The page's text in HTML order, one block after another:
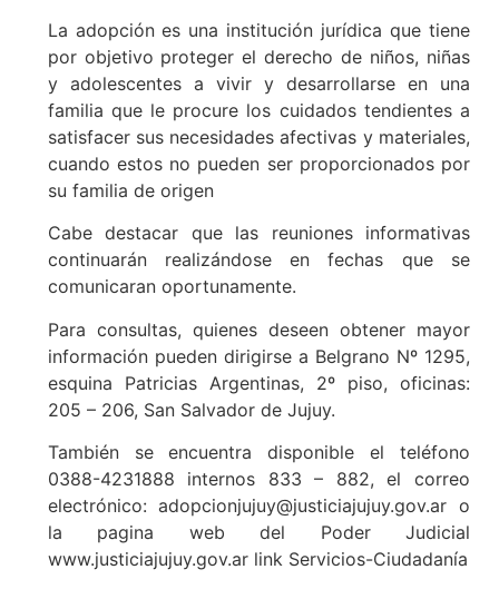
La adopción es una institución jurídica que tiene
por objetivo proteger el derecho de niños, niñas
y adolescentes a vivir y desarrollarse en una
familia que le procure los cuidados tendientes a
satisfacer sus necesidades afectivas y materiales,
cuando estos no pueden ser proporcionados por
su familia de origen
Cabe destacar que las reuniones informativas
continuarán realizándose en fechas que se
comunicaran oportunamente.
Para consultas, quienes deseen obtener mayor
información pueden dirigirse a Belgrano Nº 1295,
esquina Patricias Argentinas, 2º piso, oficinas:
205 – 206, San Salvador de Jujuy.
También se encuentra disponible el teléfono
0388-4231888 internos 833 – 882, el correo
electrónico: adopcionjujuy@justiciajujuy.gov.ar o
la pagina web del Poder Judicial
www.justiciajujuy.gov.ar link Servicios-Ciudadanía